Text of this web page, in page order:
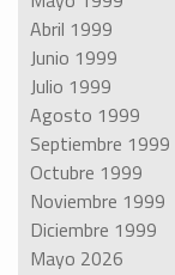
Abril 1999
Junio 1999
Julio 1999
Agosto 1999
Septiembre 1999
Octubre 1999
Noviembre 1999
Diciembre 1999
Mayo 2026